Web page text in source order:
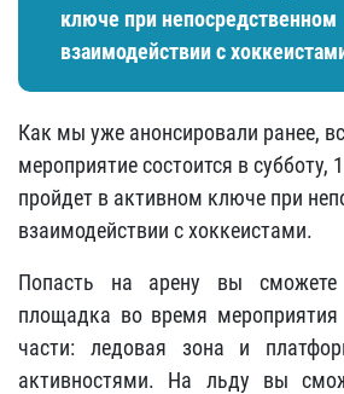
ключе при непосредственном
взаимодействии с
Как мы уже анонсировали ранее,
мероприятие состоится в субботу,
пройдет в активном ключе при
взаимодействии с хоккеистами.
Попасть на арену вы сможете
площадка во время мероприятия
части: ледовая зона и
активностями. На льду вы